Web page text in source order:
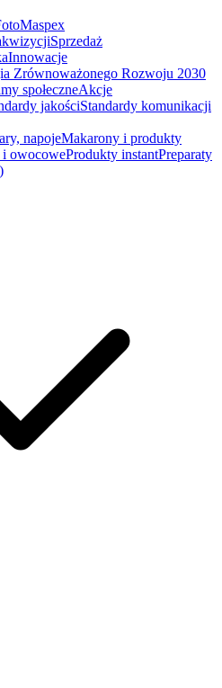
Sprzedaż
Innowacje
Zrównoważonego Rozwoju 2030
społeczneAkcje
jakościStandardy komunikacji
napojeMakarony i produkty
owocoweProdukty instantPreparaty